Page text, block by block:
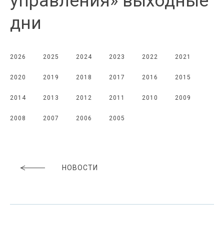
дни
2026 2025 2024 2023 2022 2021
2020 2019 2018 2017 2016 2015
2014 2013 2012 2011 2010 2009
2008 2007 2006 2005
НОВОСТИ